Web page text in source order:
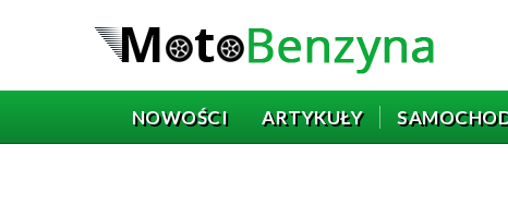
NOWOŚCI ARTYKUŁY